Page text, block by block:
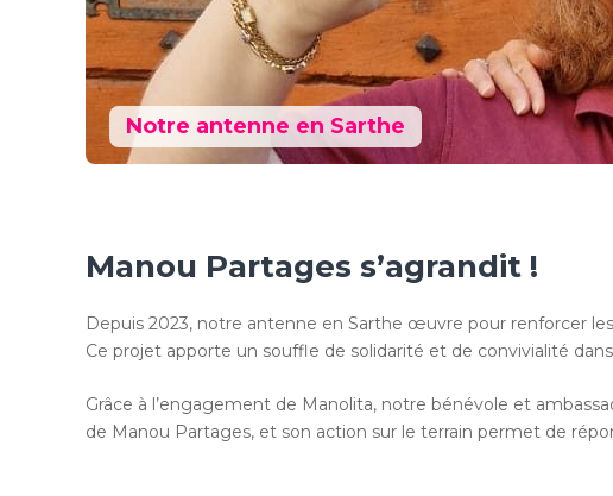
Notre antenne en Sarthe
Manou Partages s’agrandit !
Depuis 2023, notre antenne en Sarthe œuvre pour renforcer
Ce projet apporte un souffle de solidarité et de convivialité
Grâce à l’engagement de Manolita, notre bénévole et
de Manou Partages, et son action sur le terrain permet de